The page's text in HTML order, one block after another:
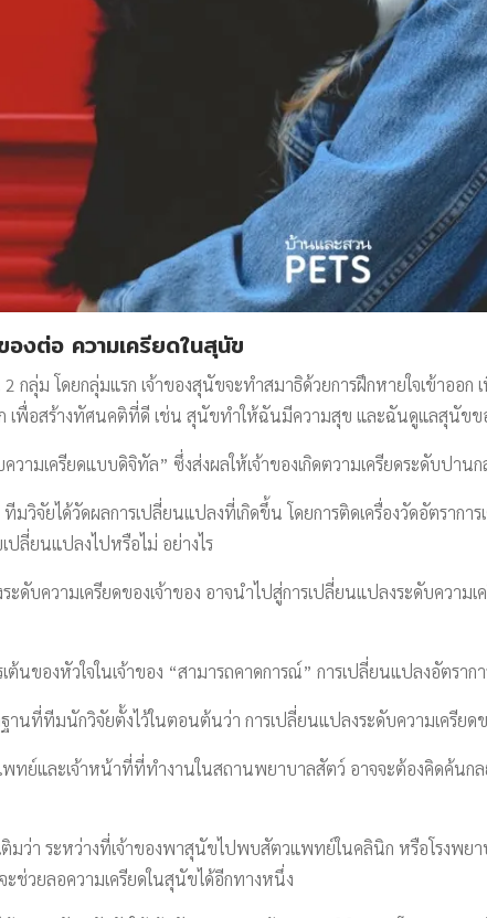
องต่อ ความเครียดในสุนัข
กลุ่ม โดยกลุ่มแรก เจ้าของสุนัขจะทำสมาธิด้วยการฝึกหายใจเข้าออ
ก เพื่อสร้างทัศนคติที่ดี เช่น สุนัขทำให้ฉันมีความสุข และฉันดูแลสุนัข
ามเครียดแบบดิจิทัล” ซึ่งส่งผลให้เจ้าของเกิดตวามเครียดระดับปานก
วิจัยได้วัดผลการเปลี่ยนแปลงที่เกิดขึ้น โดยการติดเครื่องวัดอัตรากา
ปลี่ยนแปลงไปหรือไม่ อย่างไร
ะดับความเครียดของเจ้าของ อาจนำไปสู่การเปลี่ยนแปลงระดับควา
นของหัวใจในเจ้าของ “สามารถคาดการณ์” การเปลี่ยนแปลงอัตราก
านที่ทีมนักวิจัยตั้งไว้ในตอนต้นว่า การเปลี่ยนแปลงระดับความเครียด
ย์และเจ้าหน้าที่ที่ทำงานในสถานพยาบาลสัตว์ อาจจะต้องคิดค้นกล
ว่า ระหว่างที่เจ้าของพาสุนัขไปพบสัตวแพทย์ในคลินิก หรือโรงพยา
ะช่วยลอความเครียดในสุนัขได้อีกทางหนึ่ง